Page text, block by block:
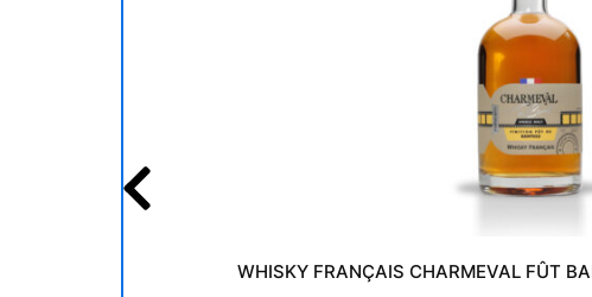
WHISKY FRANÇAIS CHARMEVAL FÛT